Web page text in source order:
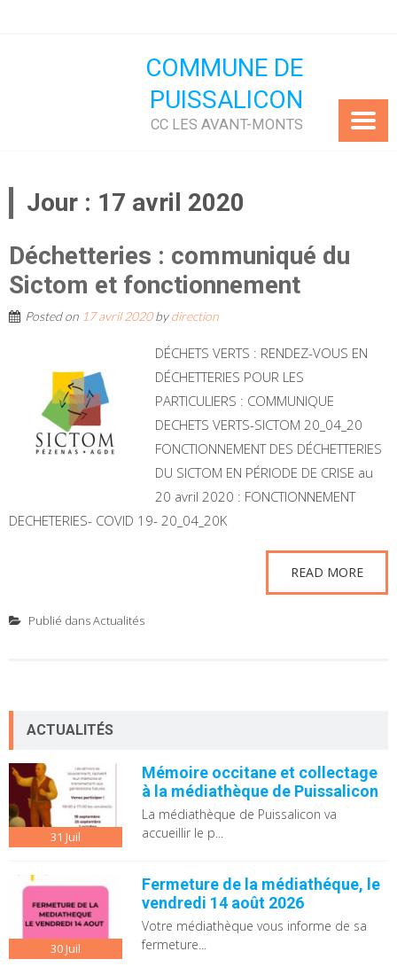
COMMUNE DE
PUISSALICON
CC LES AVANT-MONTS
Jour : 17 avril 2020
Déchetteries : communiqué du
Sictom et fonctionnement
Posted on 17 avril 2020bydirection
DÉCHETS VERTS : RENDEZ-VOUS EN
DÉCHETTERIES POUR LES
PARTICULIERS : COMMUNIQUE
DECHETS VERTS-SICTOM 20_04_20
FONCTIONNEMENT DES DÉCHETTERIES
DU SICTOM EN PÉRIODE DE CRISE au
20 avril 2020 : FONCTIONNEMENT
DECHETERIES- COVID 19- 20_04_20K
READ MORE
Publié dansActualités
ACTUALITÉS
31 Juil
Mémoire occitane et collectage
à la médiathèque de Puissalicon
La médiathèque de Puissalicon va
accueillir le p...
30Juil
Fermeture de la médiathéque, le
vendredi 14 août 2026
Votre médiathèque vous informe de sa
fermeture...